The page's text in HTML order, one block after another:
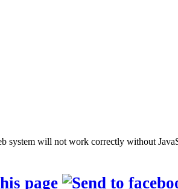
system will not work correctly without